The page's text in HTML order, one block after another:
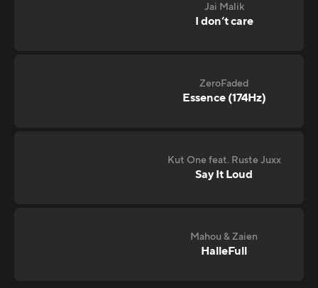
Jai Malik
I don‘t care
ZeroFaded
Essence (174Hz)
Kut One feat. Ruste Juxx
Say It Loud
Mahou & Zaien
HalleFull